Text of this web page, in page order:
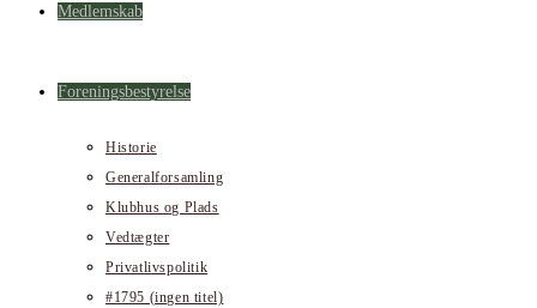
Medlemskab
Foreningsbestyrelse
Historie
Generalforsamling
Klubhus og Plads
Vedtægter
Privatlivspolitik
#1795 (ingen titel)